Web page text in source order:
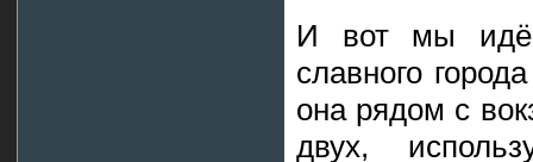
И вот мы
славного
она рядом с
двух,